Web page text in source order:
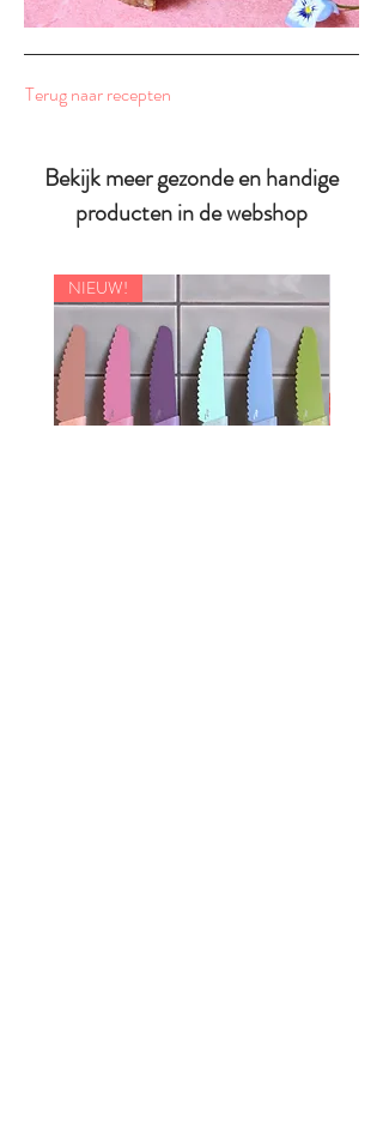
Terug naar recepten
Bekijk meer gezonde en handige
producten in de webshop
NIEUW!